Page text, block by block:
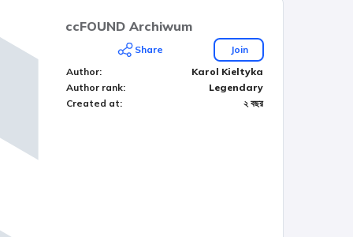
ccFOUND Archiwum
Share
Join
Author:
Karol Kieltyka
Author rank:
Legendary
Created at: ২ বছর